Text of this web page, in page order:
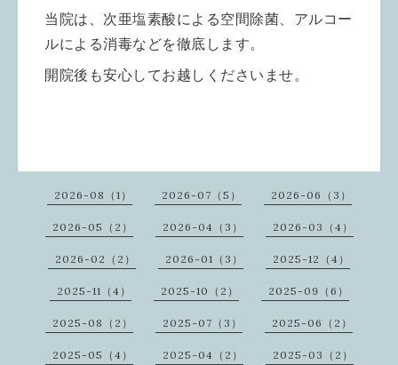
当院は、次亜塩素酸による空間除菌、アルコー
ルによる消毒などを徹底します。
開院後も安心してお越しくださいませ。
2026-08（1） 2026-07（5） 2026-06（3）
2026-05（2） 2026-04（3） 2026-03（4）
2026-02（2） 2026-01（3） 2025-12（4）
2025-11（4） 2025-10（2） 2025-09（6）
2025-08（2） 2025-07（3） 2025-06（2）
2025-05（4） 2025-04（2） 2025-03（2）